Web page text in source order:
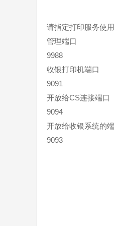
请指定打印服务使
管理端口
9988
收银打印机端口
9091
开放给CS连接端口
9094
开放给收银系统的
9093